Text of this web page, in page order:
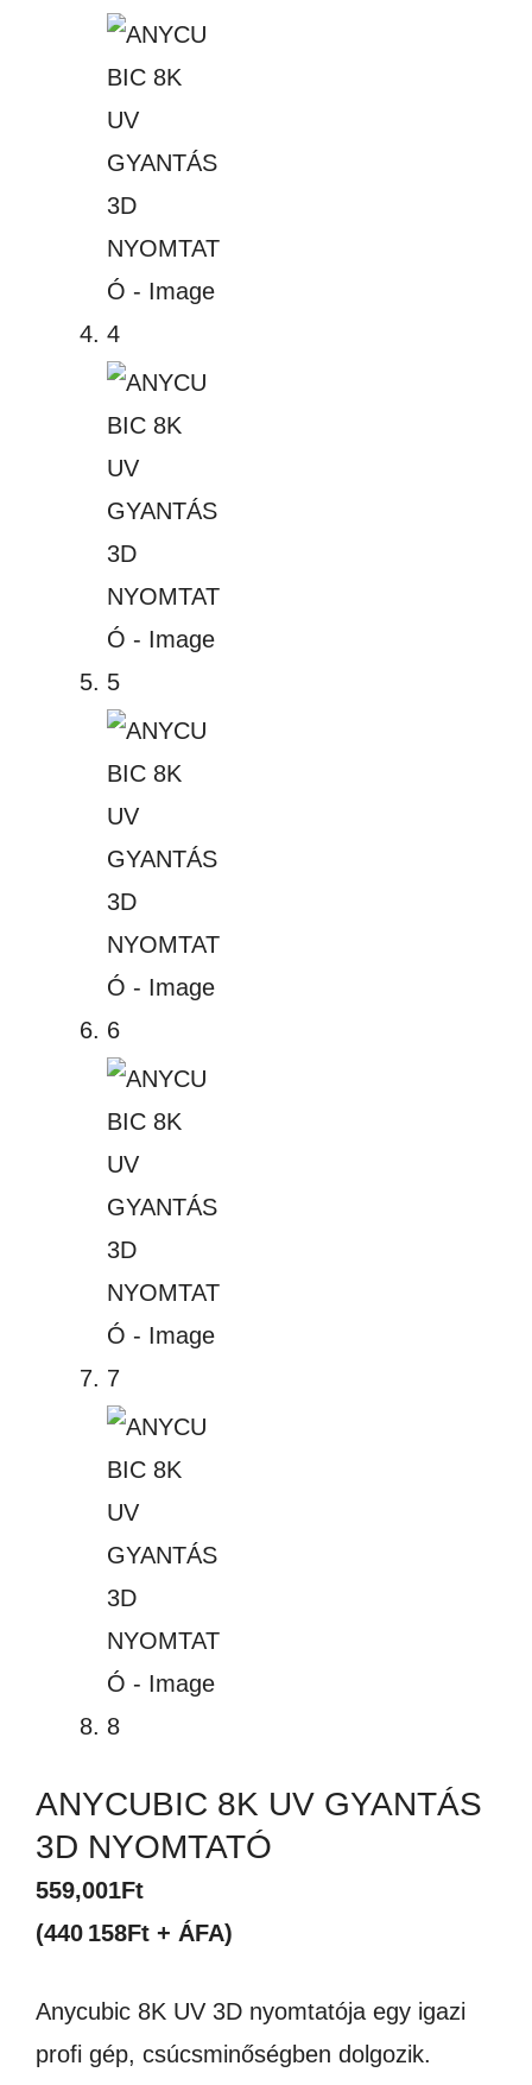
ANYCUBIC 8K UV GYANTÁS
3D NYOMTATÓ
559,001Ft
(440 158Ft + ÁFA)
Anycubic 8K UV 3D nyomtatója egy igazi
profi gép, csúcsminőségben dolgozik.